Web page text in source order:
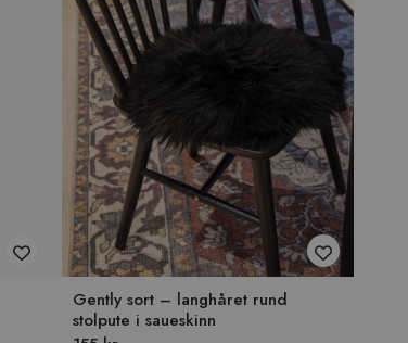
Gently sort – langhåret rund
stolpute i saueskinn